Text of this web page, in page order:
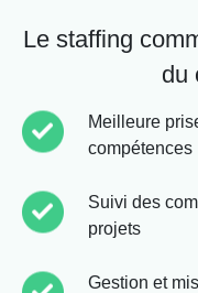
Le staffing
du
Meilleure
compétences
Suivi des
projets
Gestion et